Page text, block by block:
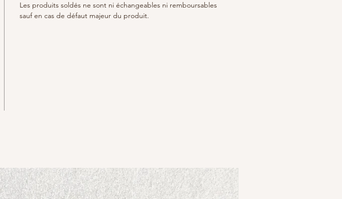
Les produits soldés ne sont ni échangeables ni remboursables
sauf en cas de défaut majeur du produit.